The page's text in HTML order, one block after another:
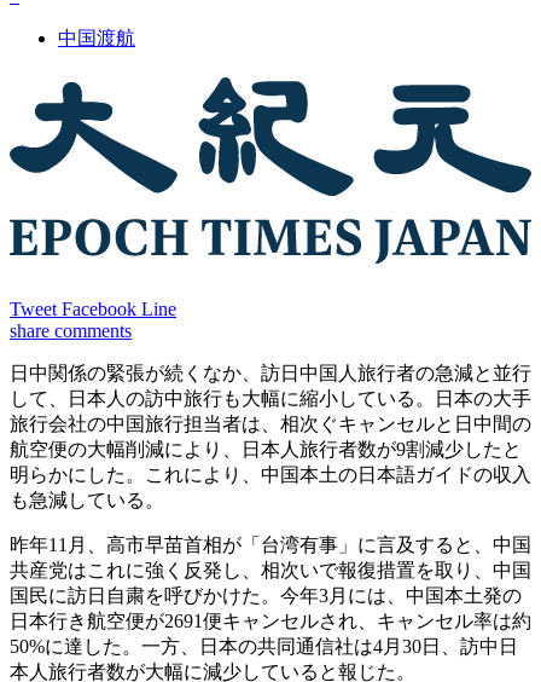
中国渡航
Tweet Facebook Line
share comments
日中関係の緊張が続くなか、訪日中国人旅行者の急減と並行
して、日本人の訪中旅行も大幅に縮小している。日本の大手
旅行会社の中国旅行担当者は、相次ぐキャンセルと日中間の
航空便の大幅削減により、日本人旅行者数が9割減少したと
明らかにした。これにより、中国本土の日本語ガイドの収入
も急減している。
昨年11月、高市早苗首相が「台湾有事」に言及すると、中国
共産党はこれに強く反発し、相次いで報復措置を取り、中国
国民に訪日自粛を呼びかけた。今年3月には、中国本土発の
日本行き航空便が2691便キャンセルされ、キャンセル率は約
50%に達した。一方、日本の共同通信社は4月30日、訪中日
本人旅行者数が大幅に減少していると報じた。